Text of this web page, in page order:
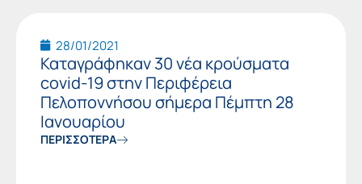
28/01/2021
Καταγράφηκαν 30 νέα κρούσματα
covid-19 στην Περιφέρεια
Πελοποννήσου σήμερα Πέμπτη 28
Ιανουαρίου
ΠΕΡΙΣΣΟΤΕΡΑ